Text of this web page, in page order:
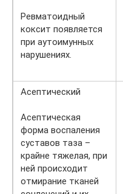
Ревматоидный
коксит появляется
при аутоимунных
нарушениях.
Асептический
Асептическая
форма воспаления
суставов таза –
крайне тяжелая, при
ней происходит
отмирание тканей